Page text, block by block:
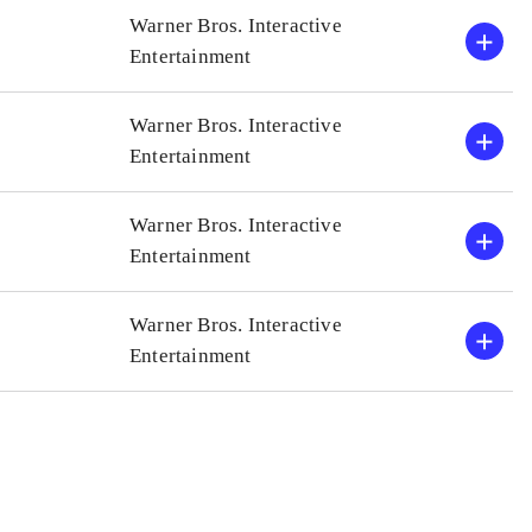
Warner Bros. Interactive
Entertainment
Warner Bros. Interactive
Entertainment
Warner Bros. Interactive
Entertainment
Warner Bros. Interactive
Entertainment